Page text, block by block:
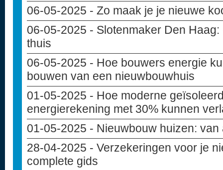
06-05-2025 - Zo maak je je nieuwe
06-05-2025 - Slotenmaker Den
thuis
06-05-2025 - Hoe bouwers energie
bouwen van een nieuwbouwhuis
01-05-2025 - Hoe moderne
energierekening met 30% kunnen
01-05-2025 - Nieuwbouw huizen:
28-04-2025 - Verzekeringen voor je
complete gids